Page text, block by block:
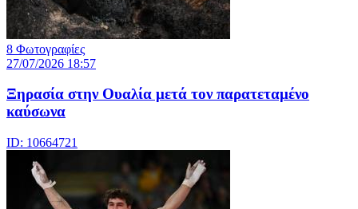
8 Φωτογραφίες
27/07/2026 18:57
Ξηρασία στην Ουαλία μετά τον παρατεταμένο
καύσωνα
ID: 10664721